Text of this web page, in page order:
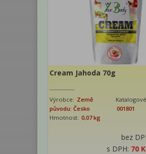
Cream Jahoda 70g
Výrobce: Země
původu: Česko
001801
Hmotnost: 0,07 kg
bez
s DPH: 70